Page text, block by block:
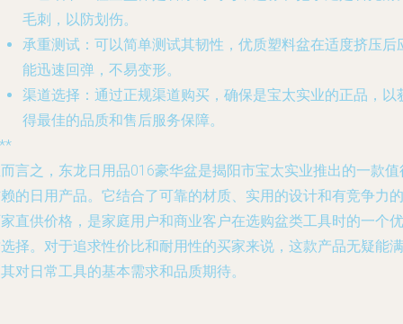
毛刺，以防划伤。
承重测试 ：可以简单测试其韧性，优质塑料盆在适度挤压后
能迅速回弹，不易变形。
渠道选择 ：通过正规渠道购买，确保是宝太实业的正品，以
得最佳的品质和售后服务保障。
言之，东龙日用品016豪华盆是揭阳市宝太实业推出的一款值
的日用产品。它结合了可靠的材质、实用的设计和有竞争力的
直供价格，是家庭用户和商业客户在选购盆类工具时的一个优
择。对于追求性价比和耐用性的买家来说，这款产品无疑能满
对日常工具的基本需求和品质期待。